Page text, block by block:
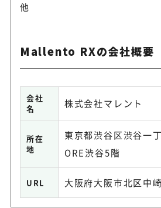
他
Mallento RXの会社概要
会社
名
株式会社マレント
所在
地
東京都渋谷区渋谷一
ORE渋谷5階
URL 大阪府大阪市北区中